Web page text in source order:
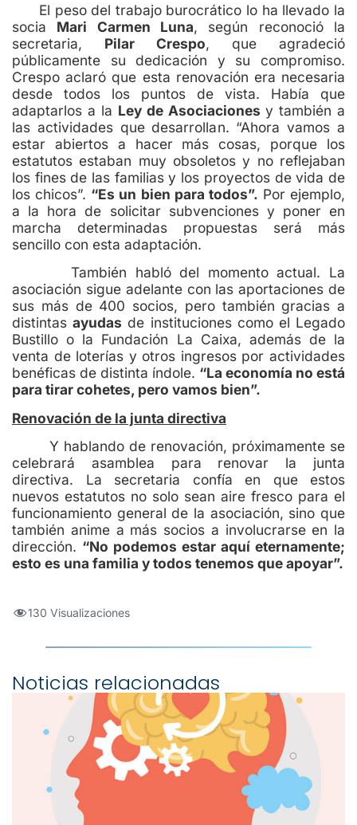
El peso del trabajo burocrático lo ha llevado la
socia Mari Carmen Luna, según reconoció la
secretaria, Pilar Crespo, que agradeció
públicamente su dedicación y su compromiso.
Crespo aclaró que esta renovación era necesaria
desde todos los puntos de vista. Había que
adaptarlos a la Ley de Asociaciones y también a
las actividades que desarrollan. “Ahora vamos a
estar abiertos a hacer más cosas, porque los
estatutos estaban muy obsoletos y no reflejaban
los fines de las familias y los proyectos de vida de
los chicos”. “Es un bien para todos”. Por ejemplo,
a la hora de solicitar subvenciones y poner en
marcha determinadas propuestas será más
sencillo con esta adaptación.
También habló del momento actual. La
asociación sigue adelante con las aportaciones de
sus más de 400 socios, pero también gracias a
distintasayudas de instituciones como el Legado
Bustillo o la Fundación La Caixa, además de la
venta de loterías y otros ingresos por actividades
benéficas de distinta índole. “La economía no está
para tirar cohetes, pero vamos bien”.
Renovación de la junta directiva
Y hablando de renovación, próximamente se
celebrará asamblea para renovar la junta
directiva. La secretaria confía en que estos
nuevos estatutos no solo sean aire fresco para el
funcionamiento general de la asociación, sino que
también anime a más socios a involucrarse en la
dirección. “No podemos estar aquí eternamente;
esto es una familia y todos tenemos que apoyar”.
130 Visualizaciones
Noticias relacionadas